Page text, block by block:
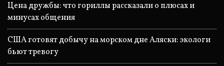
Цена дружбы: что гориллы рассказали о плюсах и
минусах общения
США готовят добычу на морском дне Аляски: экологи
бьют тревогу